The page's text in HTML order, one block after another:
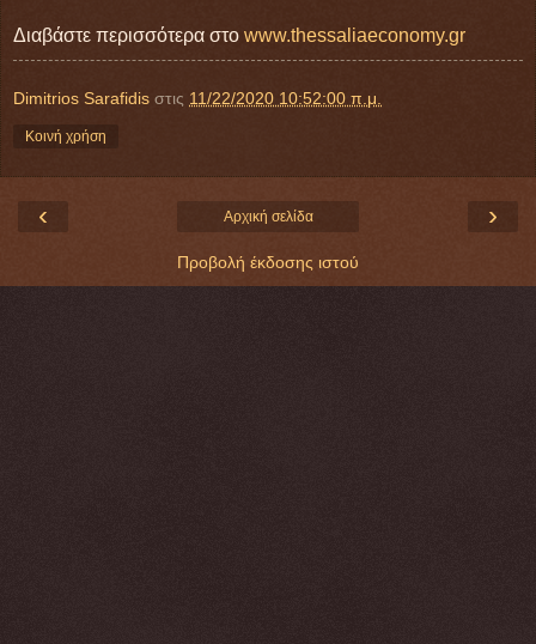
Διαβάστε περισσότερα στο www.thessaliaeconomy.gr
Dimitrios Sarafidis στις 11/22/2020 10:52:00 π.μ.
Κοινή χρήση
‹ ›
Αρχική σελίδα
Προβολή έκδοσης ιστού